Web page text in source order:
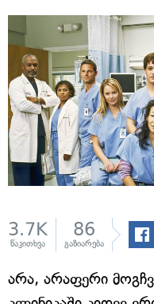
3.7K
წაკითხვა
86
გაზიარება
არა, არაფერი